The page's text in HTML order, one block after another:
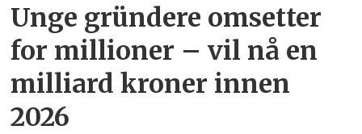
Unge gründere omsetter
for millioner – vil nå en
milliard kroner innen
2026